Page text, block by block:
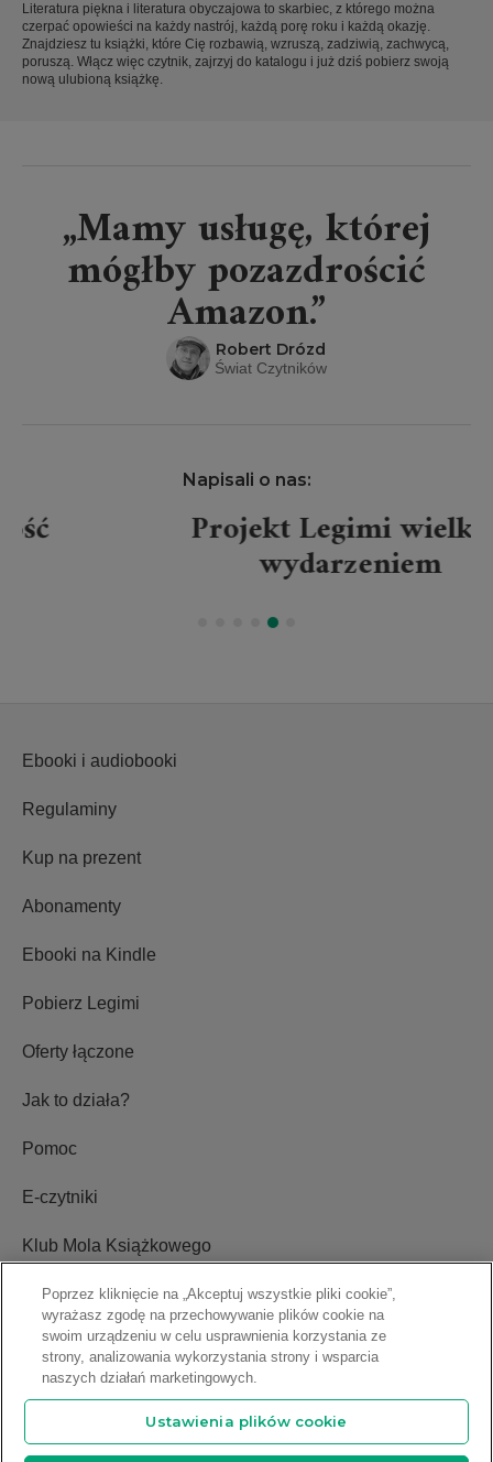
Literatura piękna i literatura obyczajowa to skarbiec, z którego można
czerpać opowieści na każdy nastrój, każdą porę roku i każdą okazję.
Znajdziesz tu książki, które Cię rozbawią, wzruszą, zadziwią, zachwycą,
poruszą. Włącz więc czytnik, zajrzyj do katalogu i już dziś pobierz swoją
nową ulubioną książkę.
„Mamy usługę, której
mógłby pozazdrościć
Amazon.”
Robert Drózd
Świat Czytników
Napisali o nas:
Projekt Legimi wielkim
wydarzeniem
Ustawienia plików cookie
Blog
Relacje inwestorskie
Poprzez kliknięcie na „Akceptuj wszystkie pliki cookie”,
wyrażasz zgodę na przechowywanie plików cookie na
swoim urządzeniu w celu usprawnienia korzystania ze
strony, analizowania wykorzystania strony i wsparcia
naszych działań marketingowych.
Ustawienia plików cookie